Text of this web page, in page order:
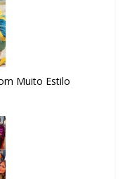
Muito Estilo